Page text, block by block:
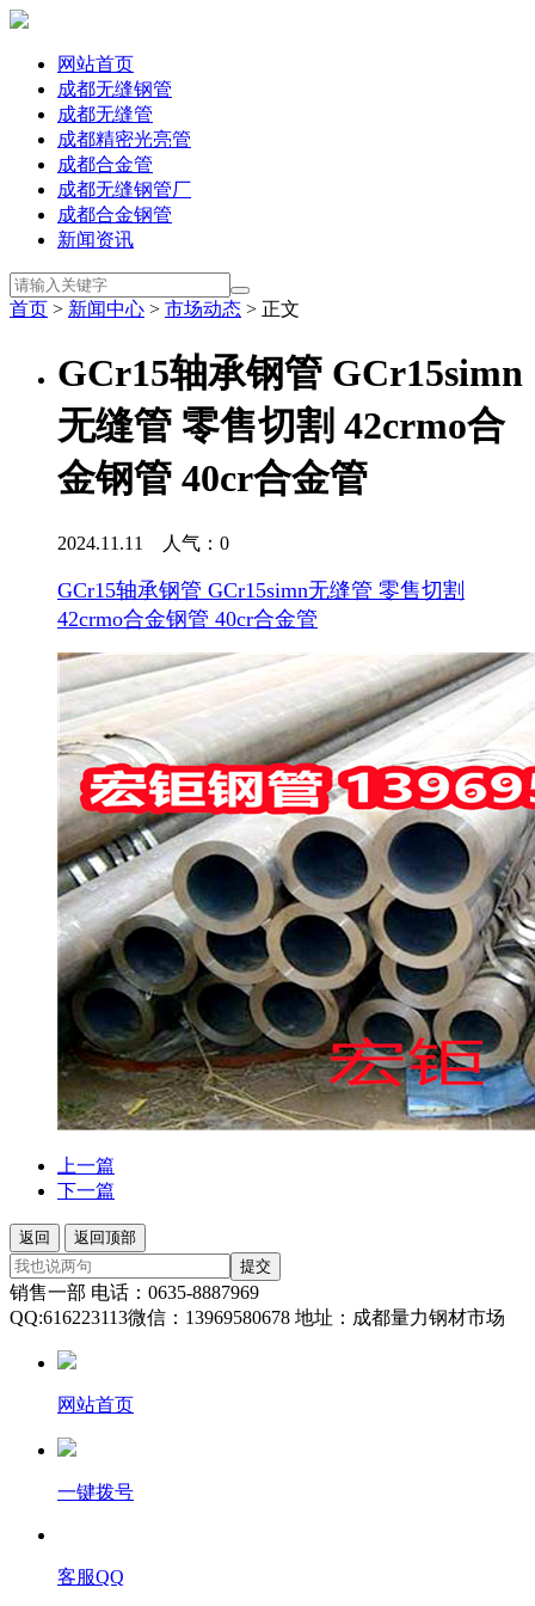
网站首页
成都无缝钢管
成都无缝管
成都精密光亮管
成都合金管
成都无缝钢管厂
成都合金钢管
新闻资讯
首页 > 新闻中心 > 市场动态 > 正文
GCr15轴承钢管 GCr15simn
无缝管 零售切割 42crmo合
金钢管 40cr合金管
2024.11.11 人气： 0
GCr15轴承钢管 GCr15simn无缝管 零售切割
42crmo合金钢管 40cr合金管
上一篇
下一篇
返回
返回顶部
提交
销售一部 电话：0635-8887969
QQ:616223113微信：13969580678 地址：成都量力钢材市场
网站首页
一键拨号
客服QQ